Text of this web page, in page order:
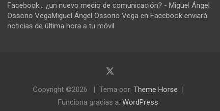
Facebook... ¿un nuevo medio de comunicación? - Miguel Ángel
Ossorio VegaMiguel Ángel Ossorio Vega en Facebook enviará
noticias de última hora a tu móvil
Copyright ©2026 Tema por: Theme Horse
Funciona gracias a: WordPress